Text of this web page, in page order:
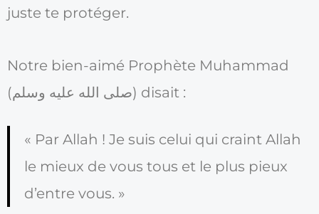
juste te protéger.
Notre bien-aimé Prophète Muhammad
(صلى الله عليه وسلم) disait :
« Par Allah ! Je suis celui qui craint Allah
le mieux de vous tous et le plus pieux
d’entre vous. »